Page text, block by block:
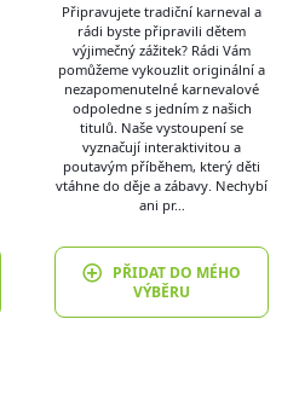
Připravujete tradiční karneval a
rádi byste připravili dětem
výjimečný zážitek? Rádi Vám
pomůžeme vykouzlit originální a
nezapomenutelné karnevalové
odpoledne s jedním z našich
titulů. Naše vystoupení se
vyznačují interaktivitou a
poutavým příběhem, který děti
vtáhne do děje a zábavy. Nechybí
ani pr…
PŘIDAT DO MÉHO
VÝBĚRU